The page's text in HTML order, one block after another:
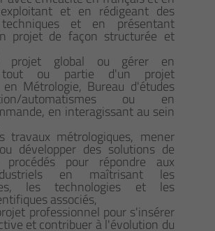
et en rédigeant des
et en présentant
projet de façon structurée et
projet global ou gérer en
tout ou partie d'un projet
Métrologie, Bureau d'études
automatismes ou en
en interagissant au sein
travaux métrologiques, mener
développer des solutions de
pour répondre aux
en maîtrisant les
les technologies et les
associés,
professionnel pour s'insérer
et contribuer à l'évolution du